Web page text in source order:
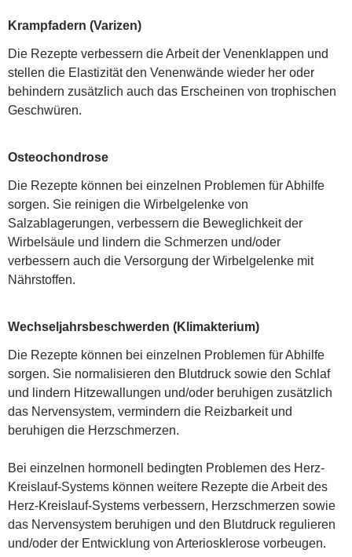
Krampfadern (Varizen)
Die Rezepte verbessern die Arbeit der Venenklappen und
stellen die Elastizität den Venenwände wieder her oder
behindern zusätzlich auch das Erscheinen von trophischen
Geschwüren.
Osteochondrose
Die Rezepte können bei einzelnen Problemen für Abhilfe
sorgen. Sie reinigen die Wirbelgelenke von
Salzablagerungen, verbessern die Beweglichkeit der
Wirbelsäule und lindern die Schmerzen und/oder
verbessern auch die Versorgung der Wirbelgelenke mit
Nährstoffen.
Wechseljahrsbeschwerden (Klimakterium)
Die Rezepte können bei einzelnen Problemen für Abhilfe
sorgen. Sie normalisieren den Blutdruck sowie den Schlaf
und lindern Hitzewallungen und/oder beruhigen zusätzlich
das Nervensystem, vermindern die Reizbarkeit und
beruhigen die Herzschmerzen.
Bei einzelnen hormonell bedingten Problemen des Herz-
Kreislauf-Systems können weitere Rezepte die Arbeit des
Herz-Kreislauf-Systems verbessern, Herzschmerzen sowie
das Nervensystem beruhigen und den Blutdruck regulieren
und/oder der Entwicklung von Arteriosklerose vorbeugen.